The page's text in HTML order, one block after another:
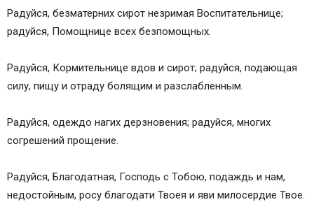
Радуйся, безматерних сирот незримая Воспитательнице;
радуйся, Помощнице всех безпомощных.
Радуйся, Кормительнице вдов и сирот; радуйся, подающая
силу, пищу и отраду болящим и разслабленным.
Радуйся, одеждо нагих дерзновения; радуйся, многих
согрешений прощение.
Радуйся, Благодатная, Господь с Тобою, подаждь и нам,
недостойным, росу благодати Твоея и яви милосердие Твое.